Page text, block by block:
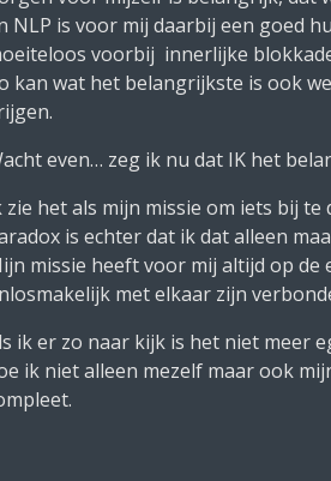
NLP is voor mij daarbij een goed
voorbij innerlijke
kan wat het belangrijkste is ook
even… zeg ik nu dat IK het
zie het als mijn missie om iets bij
is echter dat ik dat alleen
missie heeft voor mij altijd op de
met elkaar zijn
ik er zo naar kijk is het niet meer
ik niet alleen mezelf maar ook